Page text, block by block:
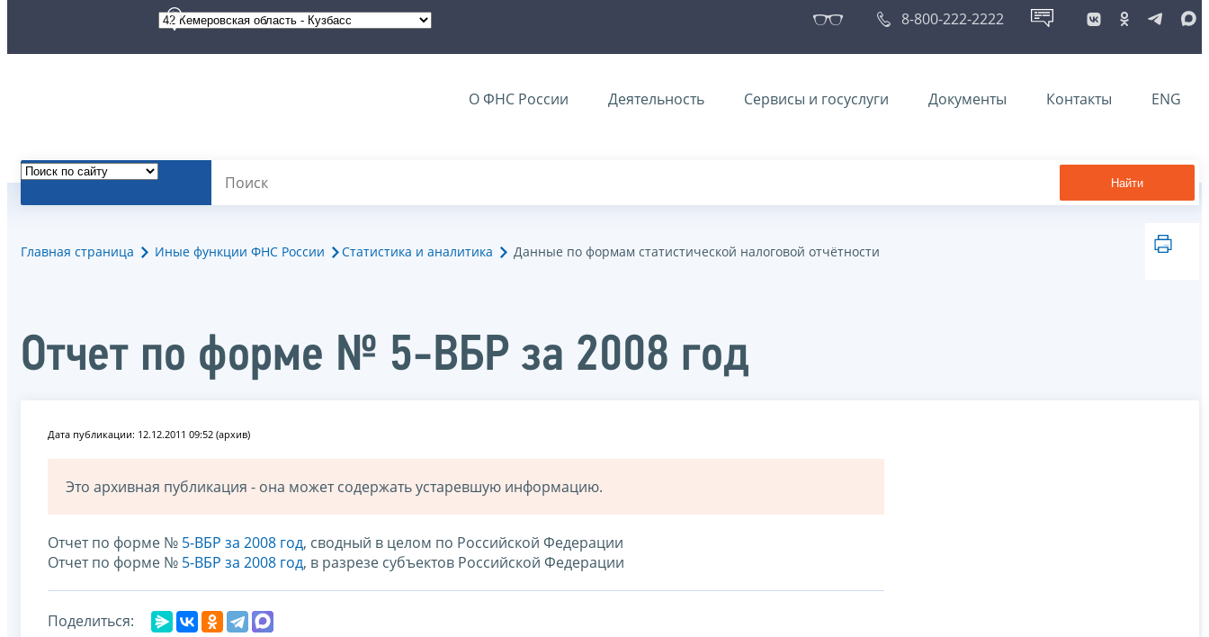
8-800-222-2222
О ФНС России Деятельность Сервисы и госуслуги Документы Контакты ENG
Найти
Главная страница Иные функции ФНС России Статистика и аналитика Данные по формам статистической налоговой отчётности
Отчет по форме № 5-ВБР за 2008 год
Дата публикации: 12.12.2011 09:52 (архив)
Это архивная публикация - она может содержать устаревшую информацию.
Отчет по форме № 5-ВБР за 2008 год, сводный в целом по Российской Федерации
Отчет по форме № 5-ВБР за 2008 год, в разрезе субъектов Российской Федерации
Поделиться: